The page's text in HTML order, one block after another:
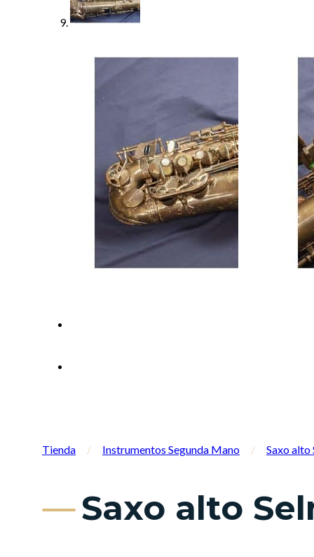
Tienda / Instrumentos Segunda Mano / Saxo alto
Saxo alto